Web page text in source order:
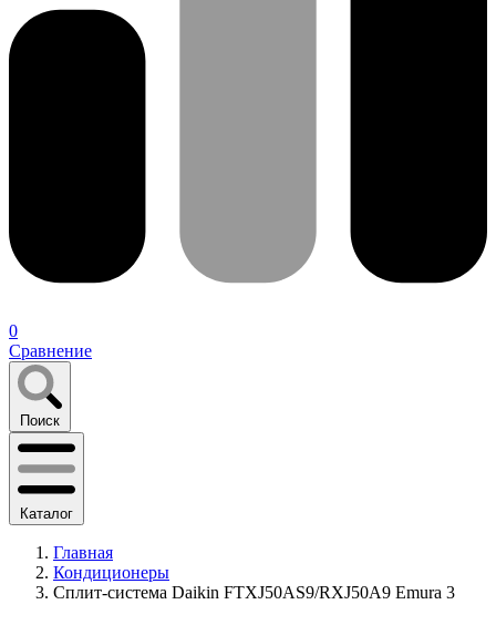
0
Сравнение
Поиск
Каталог
Главная
Кондиционеры
Cплит-система Daikin FTXJ50AS9/RXJ50A9 Emura 3